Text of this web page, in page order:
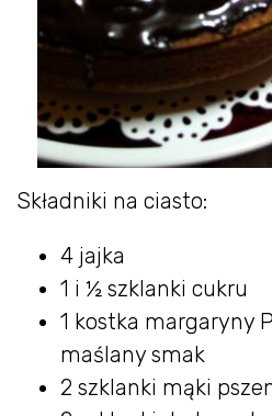
Składniki na ciasto:
4 jajka
1 i ½ szklanki cukru
1 kostka margaryny
maślany smak
2 szklanki mąki